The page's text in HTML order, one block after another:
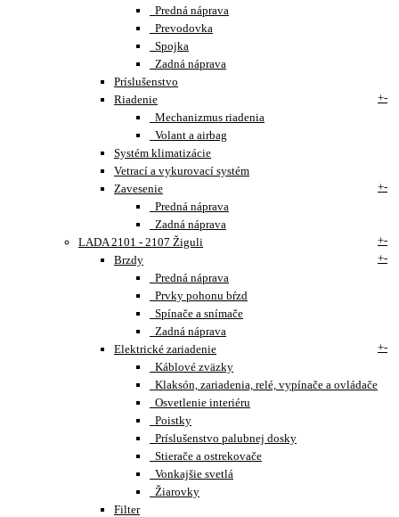
Predná náprava
Prevodovka
Spojka
Zadná náprava
Príslušenstvo
Riadenie
+-
Mechanizmus riadenia
Volant a airbag
Systém klimatizácie
Vetrací a vykurovací systém
Zavesenie
+-
Predná náprava
Zadná náprava
LADA 2101 - 2107 Žiguli
+-
Brzdy
+-
Predná náprava
Prvky pohonu bŕzd
Spínače a snímače
Zadná náprava
Elektrické zariadenie
+-
Káblové zväzky
Klaksón, zariadenia, relé, vypínače a ovládače
Osvetlenie interiéru
Poistky
Príslušenstvo palubnej dosky
Stierače a ostrekovače
Vonkajšie svetlá
Žiarovky
Filter